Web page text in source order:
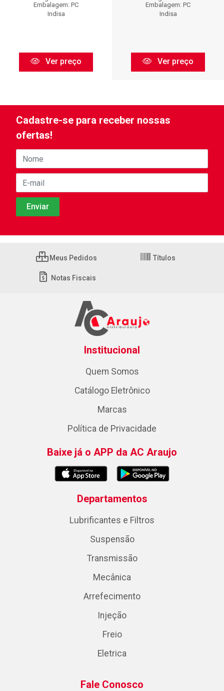
Embalagem: PC
Indisa
Ver preço
Embalagem: PC
Indisa
Ver preço
Cadastre-se para receber nossas
ofertas!
Meus Pedidos Títulos
Notas Fiscais
Institucional
Quem Somos
Catálogo Eletrônico
Marcas
Política de Privacidade
Baixe já o APP da AC Araujo
Departamentos
Lubrificantes e Filtros
Suspensão
Transmissão
Mecânica
Arrefecimento
Injeção
Freio
Eletrica
Fale Conosco